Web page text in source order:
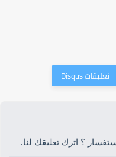
؟ اترك تعليقك لنا.